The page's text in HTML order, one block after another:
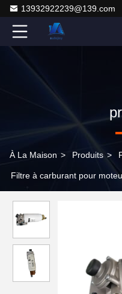
13932922239@139.com
À La Maison > Produits >
Filtre à carburant pour